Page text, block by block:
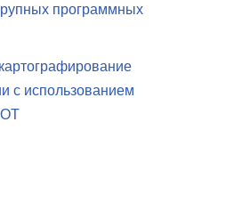
программных
с использованием